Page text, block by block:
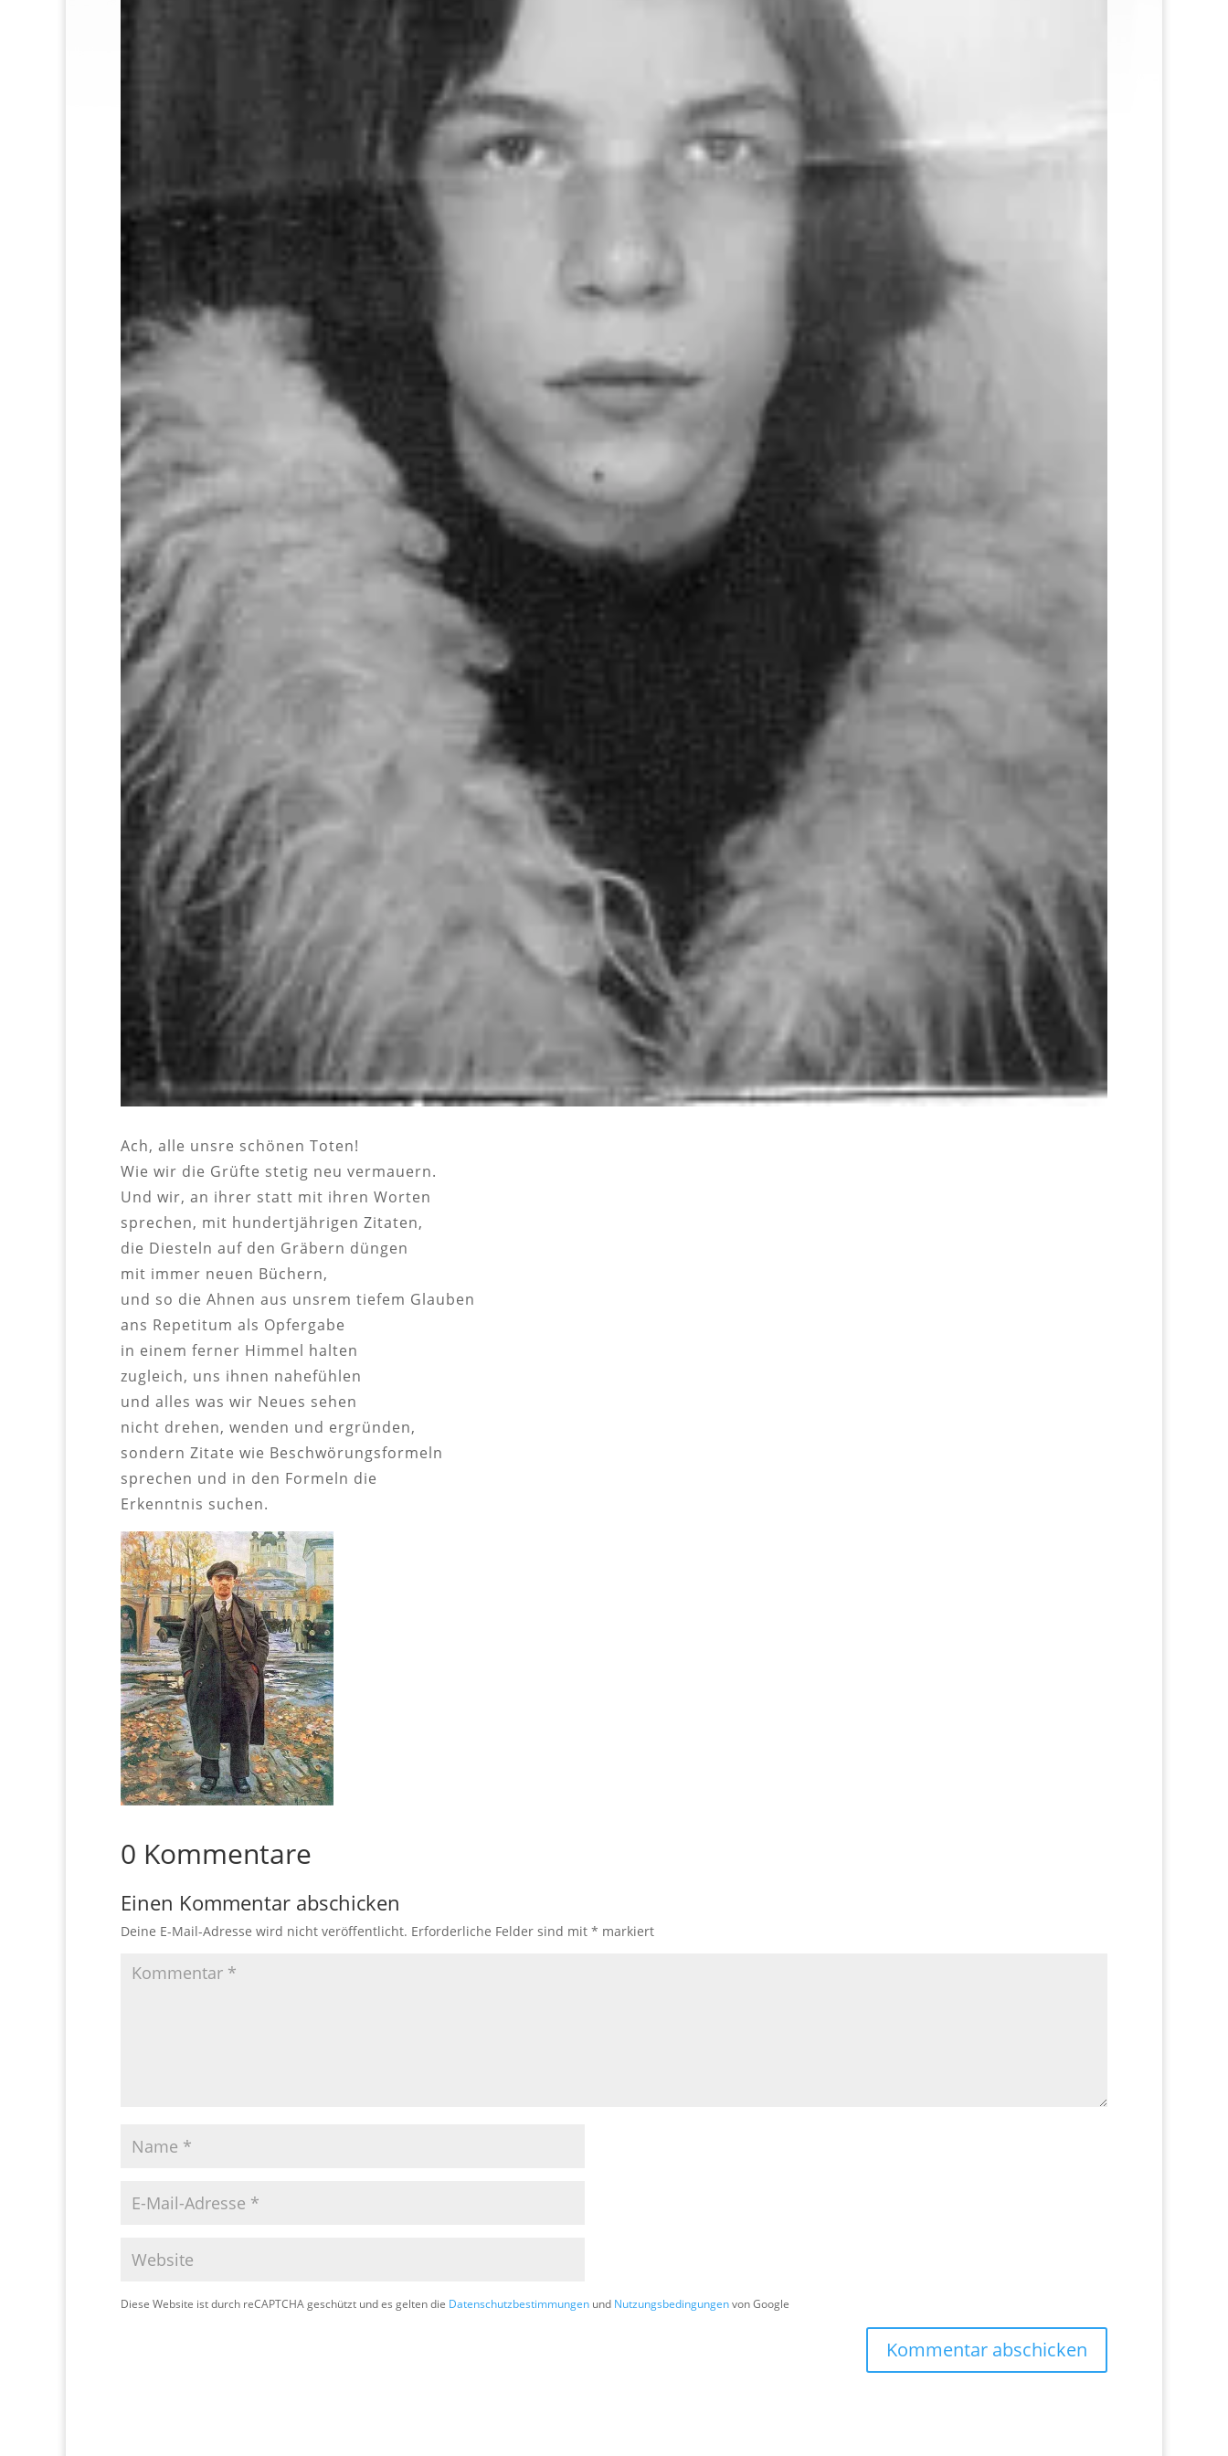
Ach, alle unsre schönen Toten!
Wie wir die Grüfte stetig neu vermauern.
Und wir, an ihrer statt mit ihren Worten
sprechen, mit hundertjährigen Zitaten,
die Diesteln auf den Gräbern düngen
mit immer neuen Büchern,
und so die Ahnen aus unsrem tiefem Glauben
ans Repetitum als Opfergabe
in einem ferner Himmel halten
zugleich, uns ihnen nahefühlen
und alles was wir Neues sehen
nicht drehen, wenden und ergründen,
sondern Zitate wie Beschwörungsformeln
sprechen und in den Formeln die
Erkenntnis suchen.
0 Kommentare
Einen Kommentar abschicken
Deine E-Mail-Adresse wird nicht veröffentlicht. Erforderliche Felder sind mit * markiert
Diese Website ist durch reCAPTCHA geschützt und es gelten die Datenschutzbestimmungen und Nutzungsbedingungenvon Google
Kommentar abschicken